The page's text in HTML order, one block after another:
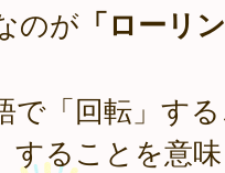
のが「ローリ
で「回転」す
することを意